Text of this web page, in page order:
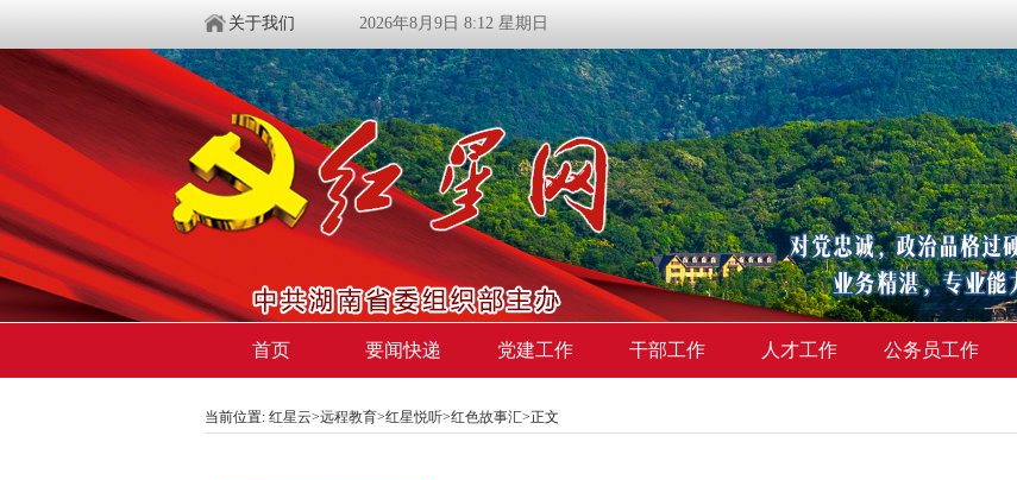
关于我们 2026年8月9日 8:12 星期日
首页 要闻快递 党建工作 干部工作 人才工作 公务员工作
当前位置: 红星云>远程教育>红星悦听>红色故事汇>正文